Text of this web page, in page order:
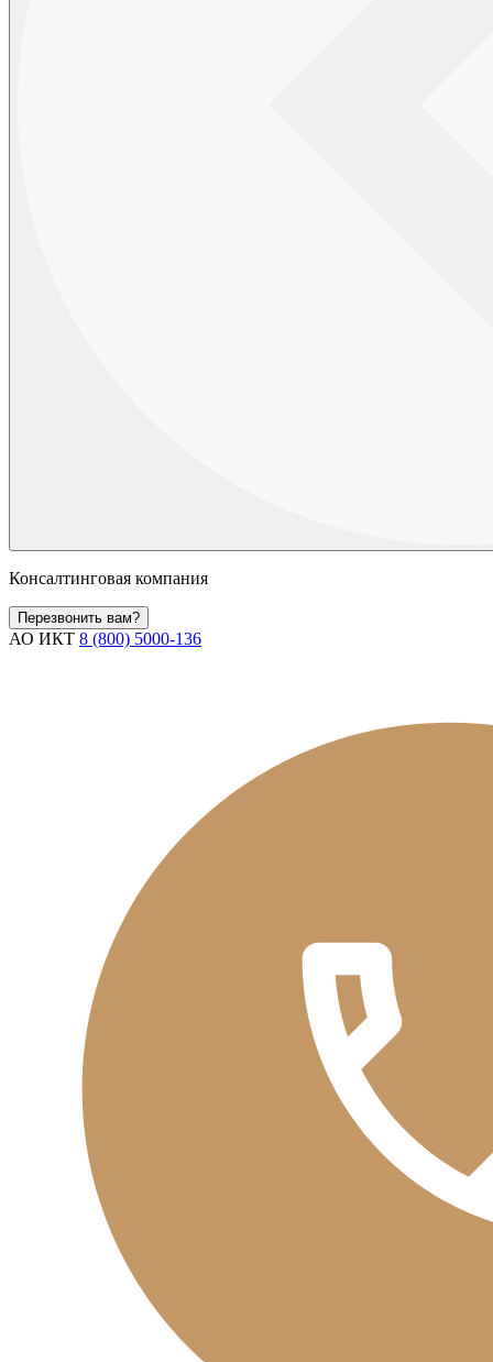
Консалтинговая компания
Перезвонить вам?
АО ИКТ 8 (800) 5000-136